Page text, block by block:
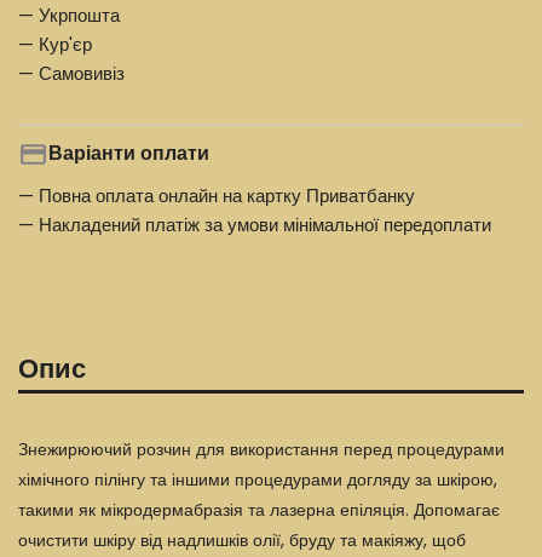
— Укрпошта
— Кур'єр
— Самовивіз
Варіанти оплати
— Повна оплата онлайн на картку Приватбанку
— Накладений платіж за умови мінімальної передоплати
Опис
Знежирюючий розчин для використання перед процедурами
хімічного пілінгу та іншими процедурами догляду за шкірою,
такими як мікродермабразія та лазерна епіляція. Допомагає
очистити шкіру від надлишків олії, бруду та макіяжу, щоб